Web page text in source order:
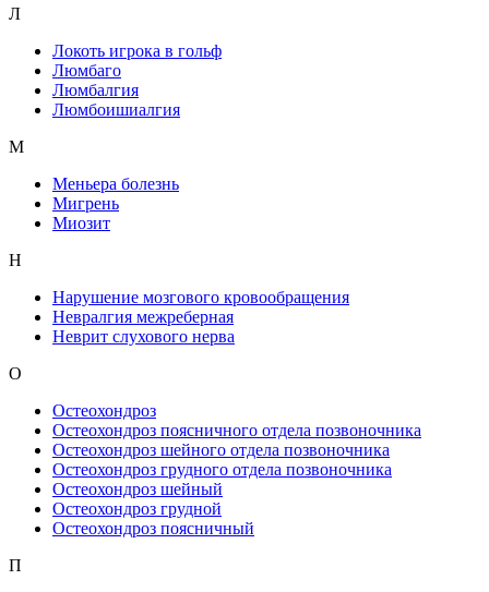
Л
Локоть игрока в гольф
Люмбаго
Люмбалгия
Люмбоишиалгия
М
Меньера болезнь
Мигрень
Миозит
Н
Нарушение мозгового кровообращения
Невралгия межреберная
Неврит слухового нерва
О
Остеохондроз
Остеохондроз поясничного отдела позвоночника
Остеохондроз шейного отдела позвоночника
Остеохондроз грудного отдела позвоночника
Остеохондроз шейный
Остеохондроз грудной
Остеохондроз поясничный
П